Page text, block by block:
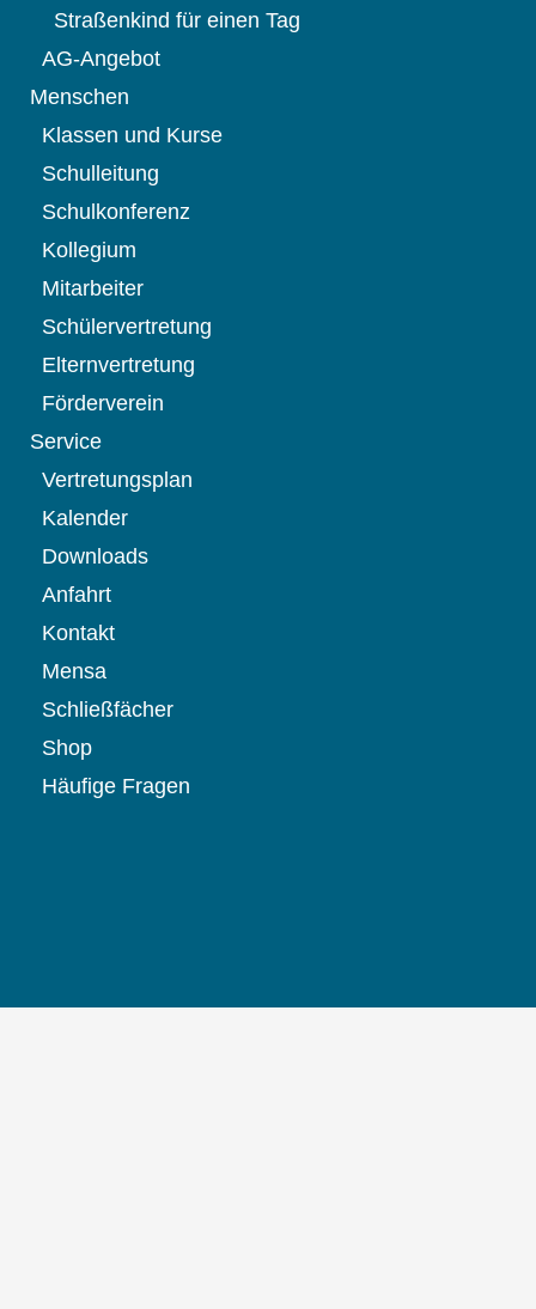
Straßenkind für einen Tag
AG-Angebot
Menschen
Klassen und Kurse
Schulleitung
Schulkonferenz
Kollegium
Mitarbeiter
Schülervertretung
Elternvertretung
Förderverein
Service
Vertretungsplan
Kalender
Downloads
Anfahrt
Kontakt
Mensa
Schließfächer
Shop
Häufige Fragen